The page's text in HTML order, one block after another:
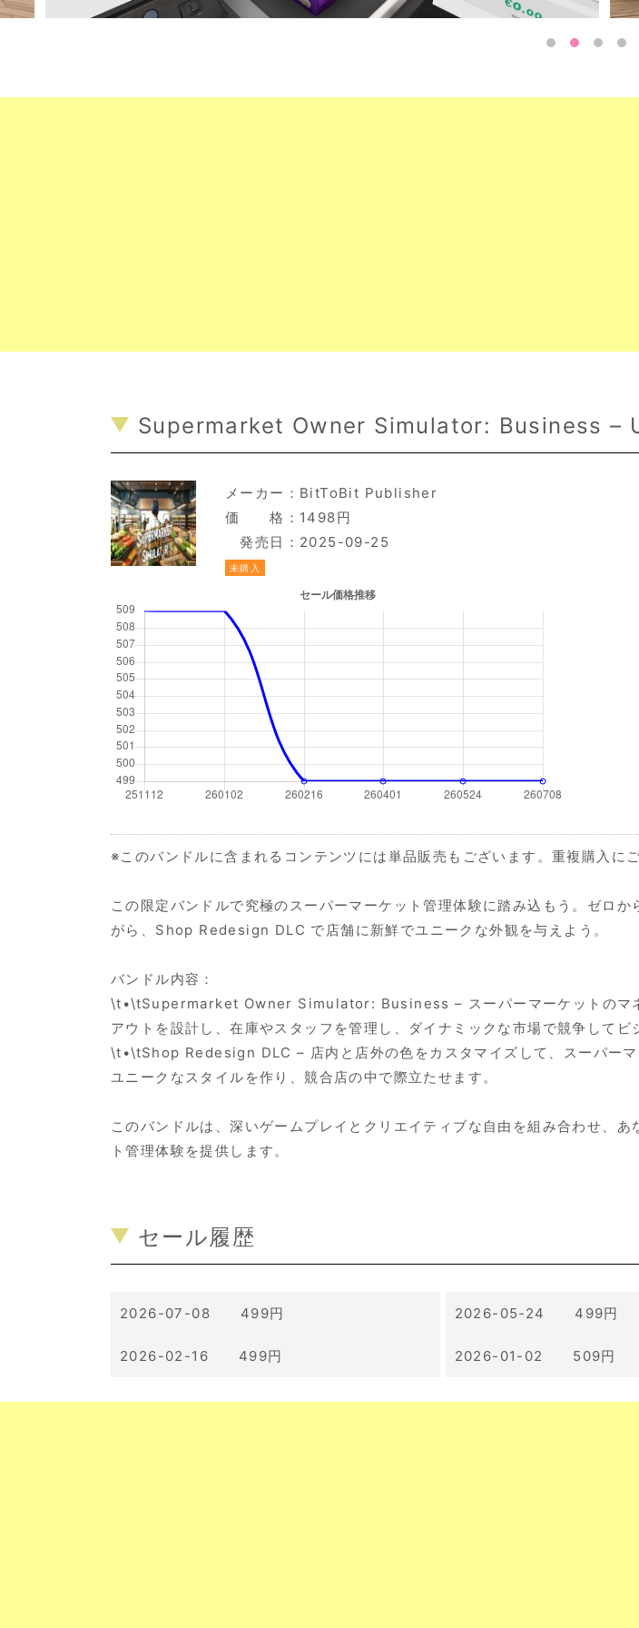
Supermarket Owner Simulator: Business –
メーカー： BitToBit Publisher
価 格：1498円
発売日：2025-09-25
未購入
※このバンドルに含まれるコンテンツには単品販売もございます。重複購入に
この限定バンドルで究極のスーパーマーケット管理体験に踏み込もう。ゼロ
がら、Shop Redesign DLC で店舗に新鮮でユニークな外観を与えよう。
バンドル内容：
\t•\tSupermarket Owner Simulator: Business – スーパーマーケットのマネ
アウトを設計し、在庫やスタッフを管理し、ダイナミックな市場で競争してビ
\t•\tShop Redesign DLC – 店内と店外の色をカスタマイズして、スーパーマ
ユニークなスタイルを作り、競合店の中で際立たせます。
このバンドルは、深いゲームプレイとクリエイティブな自由を組み合わせ、
ト管理体験を提供します。
セール履歴
2026-07-08 499円 2026-05-24 499円
2026-02-16 499円 2026-01-02 509円